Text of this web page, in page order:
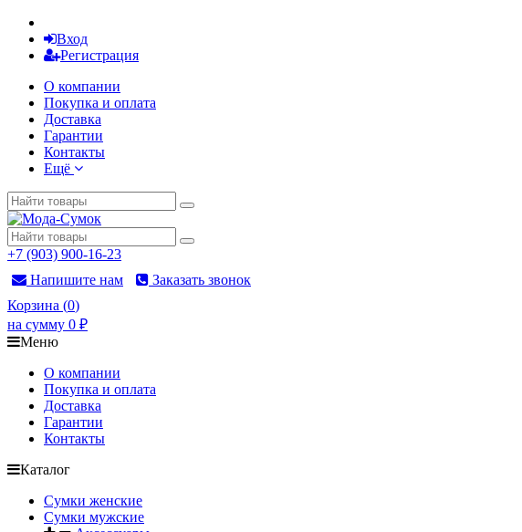
Вход
Регистрация
О компании
Покупка и оплата
Доставка
Гарантии
Контакты
Ещё
+7 (903) 900-16-23
Напишите нам
Заказать звонок
Корзина (0)
на сумму 0 ₽
Меню
О компании
Покупка и оплата
Доставка
Гарантии
Контакты
Каталог
Сумки женские
Сумки мужские